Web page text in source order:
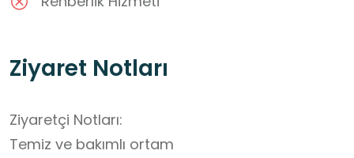
Ziyaret Notları
Ziyaretçi Notları:
Temiz ve bakımlı ortam